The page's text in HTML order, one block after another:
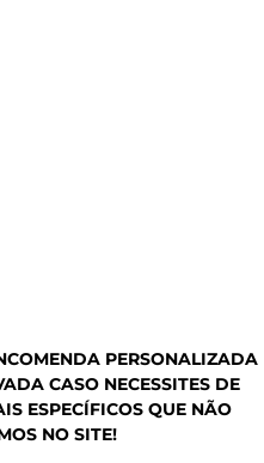
PERSONALIZADA
CASO NECESSITES DE
ESPECÍFICOS QUE NÃO
NO SITE!